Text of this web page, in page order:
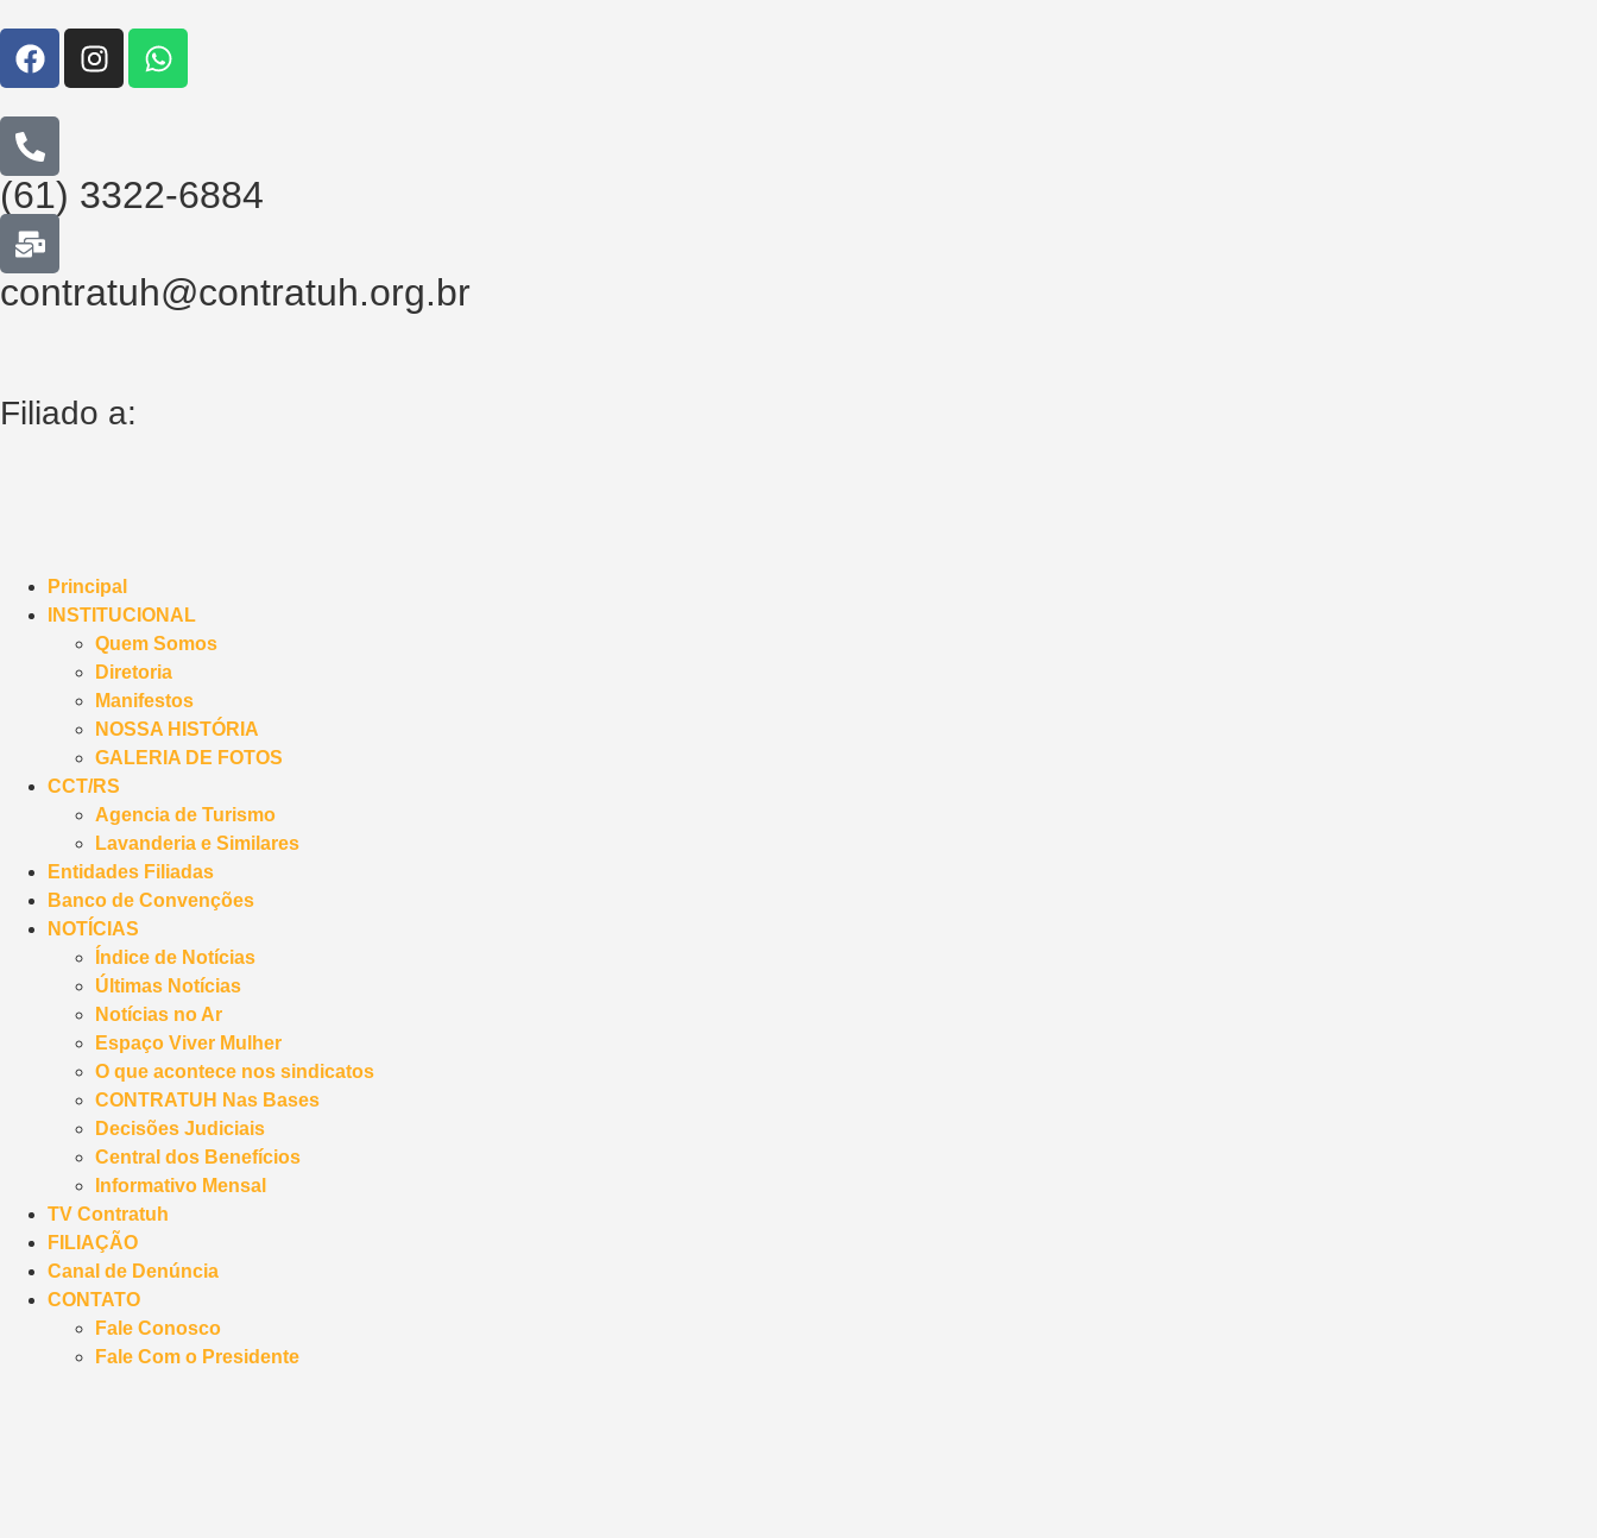
(61) 3322-6884
contratuh@contratuh.org.br
Filiado a:
Principal
INSTITUCIONAL
Quem Somos
Diretoria
Manifestos
NOSSA HISTÓRIA
GALERIA DE FOTOS
CCT/RS
Agencia de Turismo
Lavanderia e Similares
Entidades Filiadas
Banco de Convenções
NOTÍCIAS
Índice de Notícias
Últimas Notícias
Notícias no Ar
Espaço Viver Mulher
O que acontece nos sindicatos
CONTRATUH Nas Bases
Decisões Judiciais
Central dos Benefícios
Informativo Mensal
TV Contratuh
FILIAÇÃO
Canal de Denúncia
CONTATO
Fale Conosco
Fale Com o Presidente